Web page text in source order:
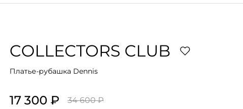
COLLECTORS CLUB
Платье-рубашка Dennis
17 300 ₽ 34 600 ₽